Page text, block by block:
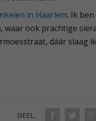
in Haarlem. Ik
waar ook prachtige
dáár slaag
DEEL: